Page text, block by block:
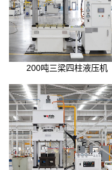
200吨三梁四柱液压机